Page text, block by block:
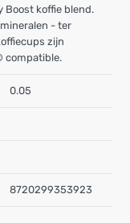
koffie blend.
- ter
zijn
compatible.
0.05
8720299353923